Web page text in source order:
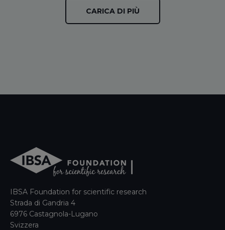
CARICA DI PIÙ
IBSA Foundation for scientific research
Strada di Gandria 4
6976 Castagnola-Lugano
Svizzera